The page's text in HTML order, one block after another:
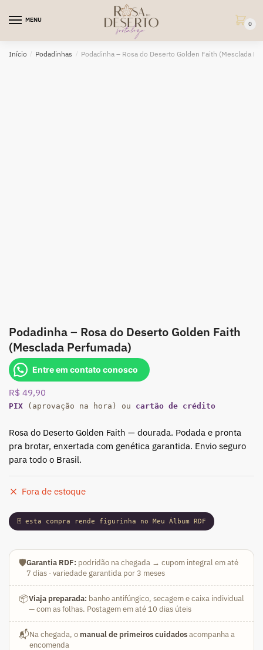
MENU
0
Início / Podadinhas / Podadinha – Rosa do Deserto Golden Faith (Mesclada
Podadinha – Rosa do Deserto Golden Faith
(Mesclada Perfumada)
Entre em contato conosco
R$ 49,90
PIX (aprovação na hora) ou cartão de crédito
Rosa do Deserto Golden Faith — dourada. Podada e pronta
pra brotar, enxertada com genética garantida. Envio seguro
para todo o Brasil.
Fora de estoque
🃏 esta compra rende figurinha no Meu Álbum RDF
🛡️Garantia RDF: podridão na chegada → cupom integral em até
7 dias · variedade garantida por 3 meses
📦Viaja preparada: banho antifúngico, secagem e caixa individual
— com as folhas. Postagem em até 10 dias úteis
📬Na chegada, o manual de primeiros cuidadosacompanha a
encomenda